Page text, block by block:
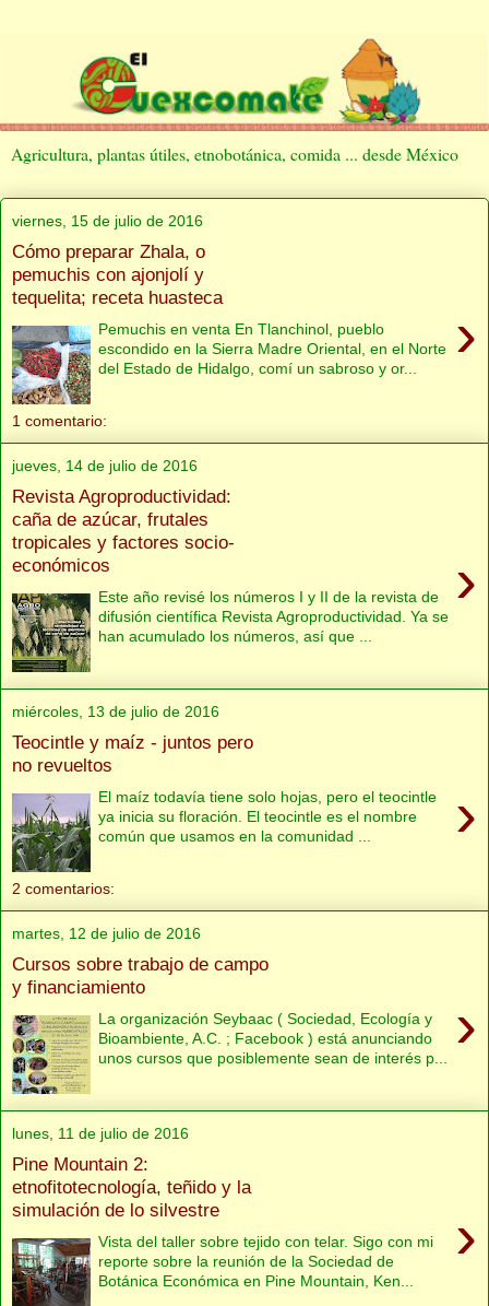
Agricultura, plantas útiles, etnobotánica, comida ... desde México
viernes, 15 de julio de 2016
Cómo preparar Zhala, o
pemuchis con ajonjolí y
tequelita; receta huasteca
›
Pemuchis en venta En Tlanchinol, pueblo
escondido en la Sierra Madre Oriental, en el Norte
del Estado de Hidalgo, comí un sabroso y or...
1 comentario:
jueves, 14 de julio de 2016
Revista Agroproductividad:
caña de azúcar, frutales
tropicales y factores socio-
económicos
›
Este año revisé los números I y II de la revista de
difusión científica Revista Agroproductividad. Ya se
han acumulado los números, así que ...
miércoles, 13 de julio de 2016
Teocintle y maíz - juntos pero
no revueltos
›
El maíz todavía tiene solo hojas, pero el teocintle
ya inicia su floración. El teocintle es el nombre
común que usamos en la comunidad ...
2 comentarios:
martes, 12 de julio de 2016
Cursos sobre trabajo de campo
y financiamiento
›
La organización Seybaac ( Sociedad, Ecología y
Bioambiente, A.C. ; Facebook ) está anunciando
unos cursos que posiblemente sean de interés p...
lunes, 11 de julio de 2016
Pine Mountain 2:
etnofitotecnología, teñido y la
simulación de lo silvestre
›
Vista del taller sobre tejido con telar. Sigo con mi
reporte sobre la reunión de la Sociedad de
Botánica Económica en Pine Mountain, Ken...